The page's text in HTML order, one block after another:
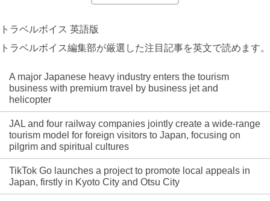
トラベルボイス 英語版
トラベルボイス編集部が厳選した注目記事を英文で読めます。
A major Japanese heavy industry enters the tourism
business with premium travel by business jet and
helicopter
JAL and four railway companies jointly create a wide-range
tourism model for foreign visitors to Japan, focusing on
pilgrim and spiritual cultures
TikTok Go launches a project to promote local appeals in
Japan, firstly in Kyoto City and Otsu City